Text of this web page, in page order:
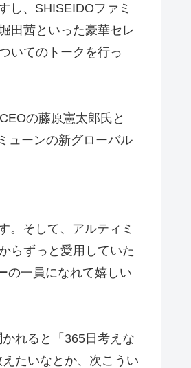
し、SHISEIDOファミ
田茜といった豪華セレ
いてのトークを行っ
の藤原憲太郎氏と
ューンの新グローバル
。そして、アルティミ
らずっと愛用していた
の一員になれて嬉しい
れると「365日考えな
たいなとか、次こうい